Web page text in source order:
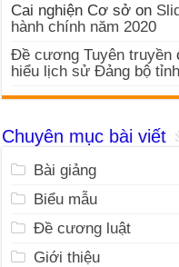
Cai nghiện Cơ sở on
hành chính năm 2020
Đề cương Tuyên truyền
hiểu lịch sử Đảng bộ
Chuyên mục bài viết
Bài giảng
Biểu mẫu
Đề cương luật
Giới thiệu